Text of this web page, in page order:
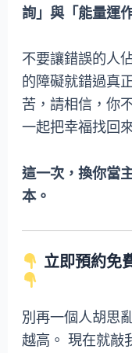
詢」與「能量運
不要讓錯誤的人
的障礙就錯過真
苦，請相信，你
一起把幸福找回
這一次，換你當
本。
立即預約免
別再一個人胡思
越高。 現在就敲